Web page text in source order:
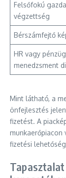
Felsőfokú
végzettség
Bérszámfejtő
HR vagy
menedzsment
Mint látható, a
önfejlesztés
fizetést. A
munkaerőpiacon
fizetési